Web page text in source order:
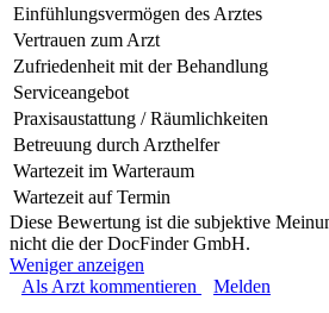
Einfühlungsvermögen des Arztes
Vertrauen zum Arzt
Zufriedenheit mit der Behandlung
Serviceangebot
Praxisaustattung / Räumlichkeiten
Betreuung durch Arzthelfer
Wartezeit im Warteraum
Wartezeit auf Termin
Diese Bewertung ist die subjektive
nicht die der DocFinder GmbH.
Weniger anzeigen
Als Arzt kommentieren
Melden